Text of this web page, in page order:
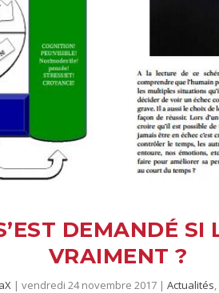
DEMANDÉ SI
VRAIMENT ?
| vendredi 24 novembre 2017| Actualités,